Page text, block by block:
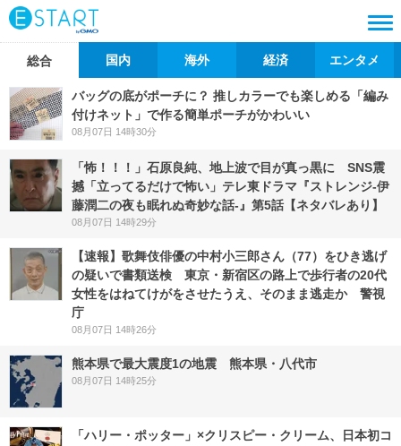
総合 国内 海外 経済 エンタメ
バッグの底がポーチに？ 推しカラーでも楽しめる「編み
付けネット」で作る簡単ポーチがかわいい
08月07日 14時30分
「怖！！！」石原良純、地上波で目が真っ黒に SNS震
撼「立ってるだけで怖い」テレ東ドラマ『ストレンジ-伊
藤潤二の夜も眠れぬ奇妙な話-』第5話【ネタバレあり】
08月07日 14時29分
【速報】歌舞伎俳優の中村小三郎さん（77）をひき逃げ
の疑いで書類送検 東京・新宿区の路上で歩行者の20代
女性をはねてけがをさせたうえ、そのまま逃走か 警視
庁
08月07日 14時26分
熊本県で最大震度1の地震 熊本県・八代市
08月07日 14時25分
「ハリー・ポッター」×クリスピー・クリーム、日本初コ